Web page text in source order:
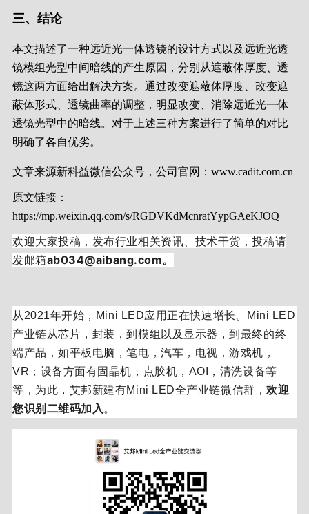
三、结论
本文描述了一种远近光一体透镜的设计方式以及远近光透
镜模组光型中间暗线的产生原因，分别从遮蔽体厚度、透
镜这两方面给出解决方案。通过改变遮蔽体厚度、改变遮
蔽体形式、透镜曲率的调整，明显改变、消除远近光一体
透镜光型中的暗线。对于上述三种方案进行了简单的对比
明确了各自优劣。
文章来源新科益微信公众号，公司官网：www.cadit.com.cn
原文链接：
https://mp.weixin.qq.com/s/RGDVKdMcnratYypGAeKJOQ
欢迎大家投稿，发布行业相关资讯、技术干货，投稿请
发邮箱ab034@aibang.com。
从2021年开始，Mini LED应用正在快速增长。
Mini LED
产业链从芯片，封装，到模组以及显示器，到最终的终
端产品，如平板电脑，笔电，汽车，电视，游戏机，
VR； 设备方面有固晶机，点胶机，AOI，清洗设备等
等，为此，艾邦新建有Mini LED全产业链微信群，欢迎
您识别二维码加入 。